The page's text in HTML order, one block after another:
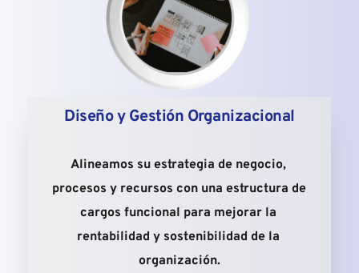
Diseño y Gestión Organizacional
Alineamos su estrategia de negocio,
procesos y recursos con una estructura de
cargos funcional para mejorar la
rentabilidad y sostenibilidad de la
organización.